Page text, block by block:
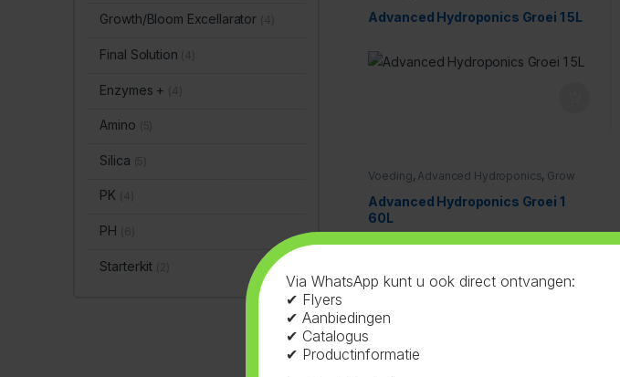
Advanced Hydroponics Groei 1 5L
Voeding, Advanced Hydroponics, Grow
Advanced Hydroponics Groei 1
60L
Toont alle 7 resultaten
Growth/Bloom Excellarator
Final Solution
Enzymes +
Amino
Silica
PK
PH
Starterkit
Via WhatsApp kunt u ook direct ontvangen:
✔ Flyers
✔ Aanbiedingen
✔ Catalogus
✔ Productinformatie